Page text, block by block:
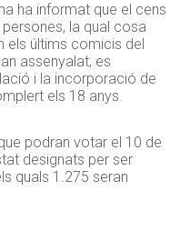
ha informat que el cens
la qual cosa
els últims comicis del
assenyalat, es
i la incorporació de
els 18 anys.
podran votar el 10 de
designats per ser
quals 1.275 seran